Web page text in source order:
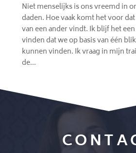
Niet menselijks is ons vreemd in
daden. Hoe vaak komt het voor
van een ander vindt. Ik blijf het
vinden dat we op basis van één
kunnen vinden. Ik vraag in mijn
de...